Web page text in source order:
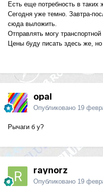
Есть еще потребность в
Сегодня уже темно. Завтра-
сюда выложить.
Отправлять могу
Цены буду писать здесь же,
opal
Опубликовано 19
Рычаги б у?
raynorz
Опубликовано 19